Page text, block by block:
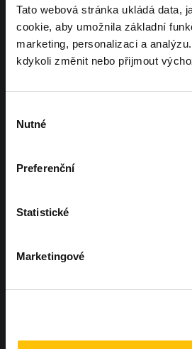
Tato webová stránka ukládá data,
cookie, aby umožnila základní
marketing, personalizaci a
kdykoli změnit nebo přijmout
souhlasu
Nutné
Preferenční
Statistické
Marketingové
Chcete, aby další
bylo právě u vás?